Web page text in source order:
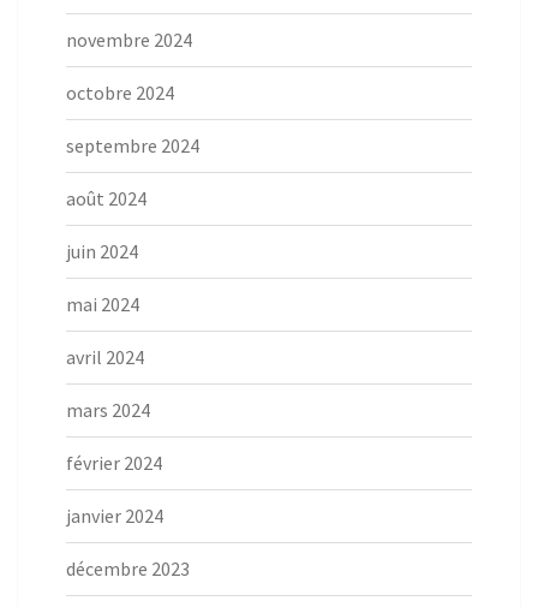
novembre 2024
octobre 2024
septembre 2024
août 2024
juin 2024
mai 2024
avril 2024
mars 2024
février 2024
janvier 2024
décembre 2023